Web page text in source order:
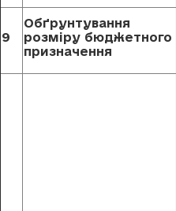
9
Обґрунтування
розміру бюджетного
призначення